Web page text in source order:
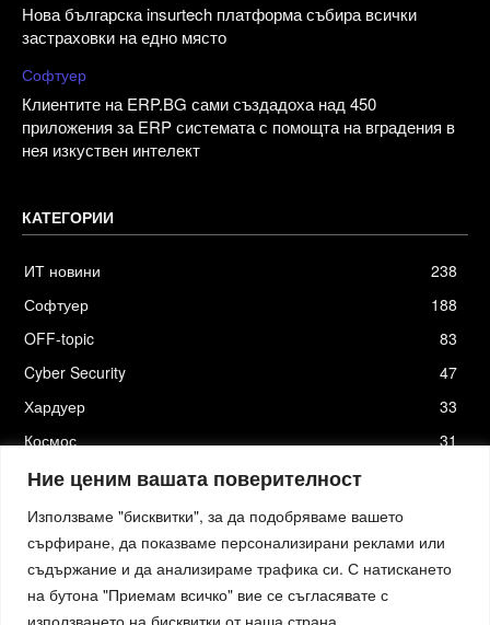
Ние ценим вашата поверителност
Използваме "бисквитки", за да подобряваме вашето
сърфиране, да показваме персонализирани реклами или
съдържание и да анализираме трафика си. С натискането
на бутона "Приемам всичко" вие се съгласявате с
използването на бисквитки от наша страна.
Нова българска insurtech платформа събира всички
застраховки на едно място
Софтуер
Клиентите на ERP.BG сами създадоха над 450
приложения за ERP системата с помощта на вградения в
нея изкуствен интелект
КАТЕГОРИИ
ИТ новини
238
Софтуер
188
OFF-topic
83
Cyber Security
47
Хардуер
33
Космос
31
Стартъпи
Хостинг отActiefhost.bg
Елизия софтуер|Петя Петрова - преводи и локализация|Smartage.bg|Kafene.bg|Технологични новини
Младежката медия|Стартъп новини.bg|пътна помощ София|Кърти Чисти Извозва Цени